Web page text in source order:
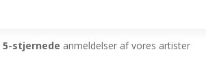
5-stjernede anmeldelser af vores artister